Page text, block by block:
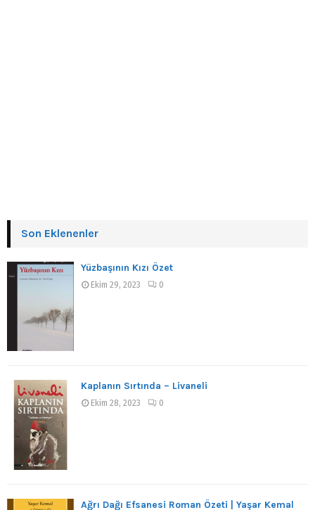
Son Eklenenler
Yüzbaşının Kızı Özet
Ekim 29, 2023 0
Kaplanın Sırtında – Livaneli
Ekim 28, 2023 0
Ağrı Dağı Efsanesi Roman Özeti | Yaşar Kemal